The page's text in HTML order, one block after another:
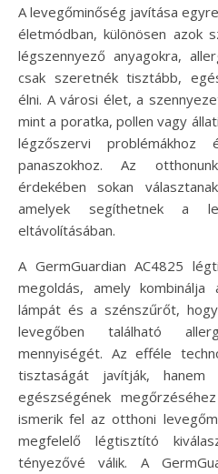
A levegőminőség javítása egyre fontosabbá válik a modern
életmódban, különösen azok
légszennyező anyagokra,
csak szeretnék tisztább,
élni. A városi élet, a
mint a poratka, pollen vagy
légzőszervi problémákhoz
panaszokhoz. Az
érdekében sokan
amelyek segíthetnek a
eltávolításában.
A GermGuardian AC4825
megoldás, amely
lámpát és a szénszűrőt,
levegőben található
mennyiségét. Az efféle
tisztaságát javítják, hanem
egészségének
ismerik fel az otthoni
megfelelő légtisztító
tényezővé válik. A